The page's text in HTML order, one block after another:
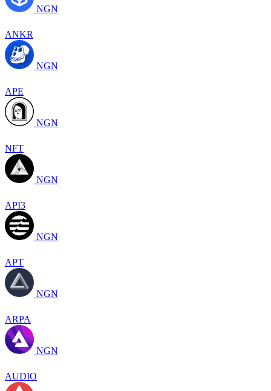
NGN
ANKR
NGN
APE
NGN
NFT
NGN
API3
NGN
APT
NGN
ARPA
NGN
AUDIO